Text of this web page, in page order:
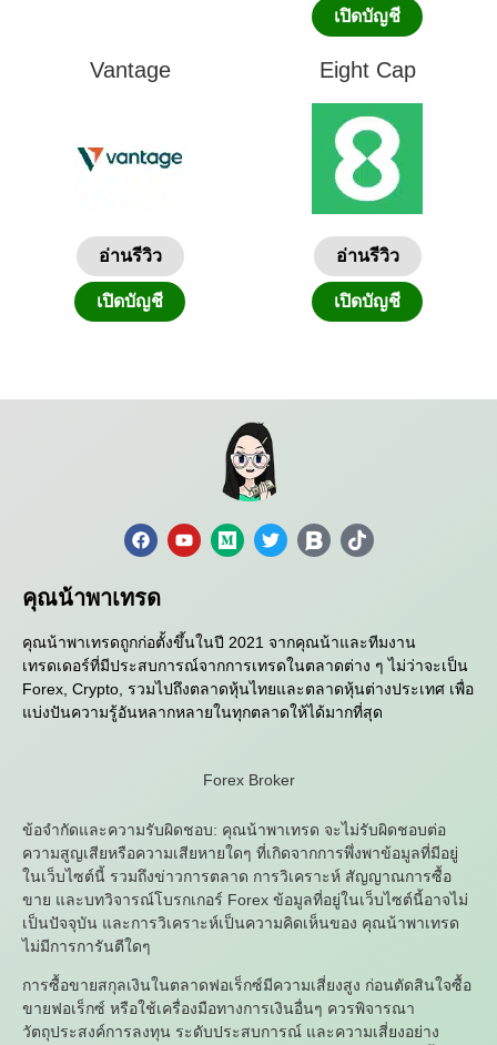
เปิดบัญชี
Vantage
อ่านรีวิว
เปิดบัญชี
Eight Cap
อ่านรีวิว
เปิดบัญชี
คุณน้าพาเทรด
คุณน้าพาเทรดถูกก่อตั้งขึ้นในปี 2021 จากคุณน้าและทีมงาน
เทรดเดอร์ที่มีประสบการณ์จากการเทรดในตลาดต่าง ๆ ไม่ว่าจะเป็น
Forex, Crypto, รวมไปถึงตลาดหุ้นไทยและตลาดหุ้นต่างประเทศ เพื่อ
แบ่งปันความรู้อันหลากหลายในทุกตลาดให้ได้มากที่สุด
Forex Broker
ข้อจำกัดและความรับผิดชอบ: คุณน้าพาเทรด จะไม่รับผิดชอบต่อ
ความสูญเสียหรือความเสียหายใดๆ ที่เกิดจากการพึ่งพาข้อมูลที่มีอยู่
ในเว็บไซต์นี้ รวมถึงข่าวการตลาด การวิเคราะห์ สัญญาณการซื้อ
ขาย และบทวิจารณ์โบรกเกอร์ Forex ข้อมูลที่อยู่ในเว็บไซต์นี้อาจไม่
เป็นปัจจุบัน และการวิเคราะห์เป็นความคิดเห็นของ คุณน้าพาเทรด
ไม่มีการการันตีใดๆ
การซื้อขายสกุลเงินในตลาดฟอเร็กซ์มีความเสี่ยงสูง ก่อนตัดสินใจซื้อ
ขายฟอเร็กซ์ หรือใช้เครื่องมือทางการเงินอื่นๆ ควรพิจารณา
วัตถุประสงค์การลงทุน ระดับประสบการณ์ และความเสี่ยงอย่าง